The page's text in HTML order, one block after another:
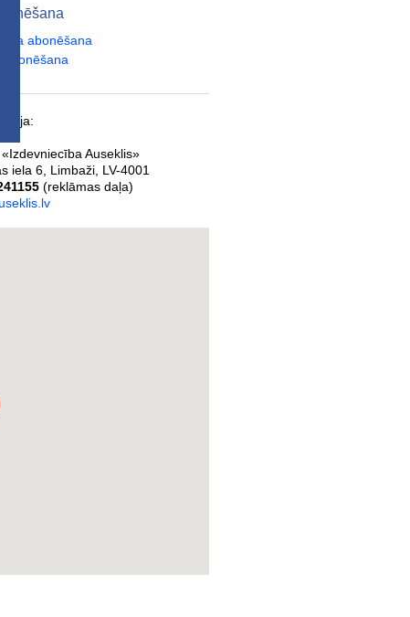
abonēšana
abonēšana
«Izdevniecība Auseklis»
iela 6 Limbaži LV-4001
(reklāmas daļa)